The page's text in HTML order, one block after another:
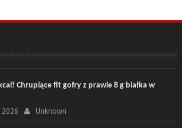
Chrupiące fit gofry z prawie 8 g białka w
2026 Unknown